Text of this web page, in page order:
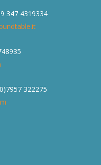
347 4319334
322275